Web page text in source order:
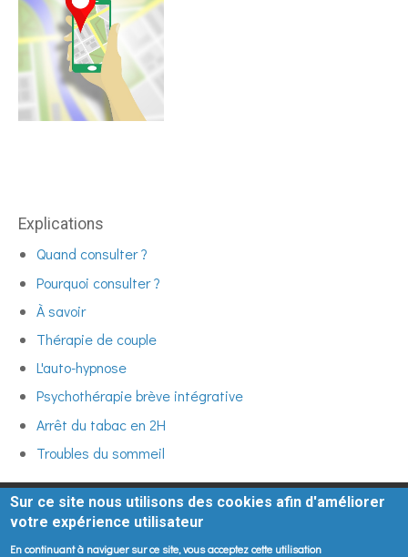
Explications
Quand consulter ?
Pourquoi consulter ?
À savoir
Thérapie de couple
L'auto-hypnose
Psychothérapie brève intégrative
Arrêt du tabac en 2H
Troubles du sommeil
Sur ce site nous utilisons des cookies afin d'améliorer
votre expérience utilisateur
En continuant à naviguer sur ce site, vous acceptez cette utilisation